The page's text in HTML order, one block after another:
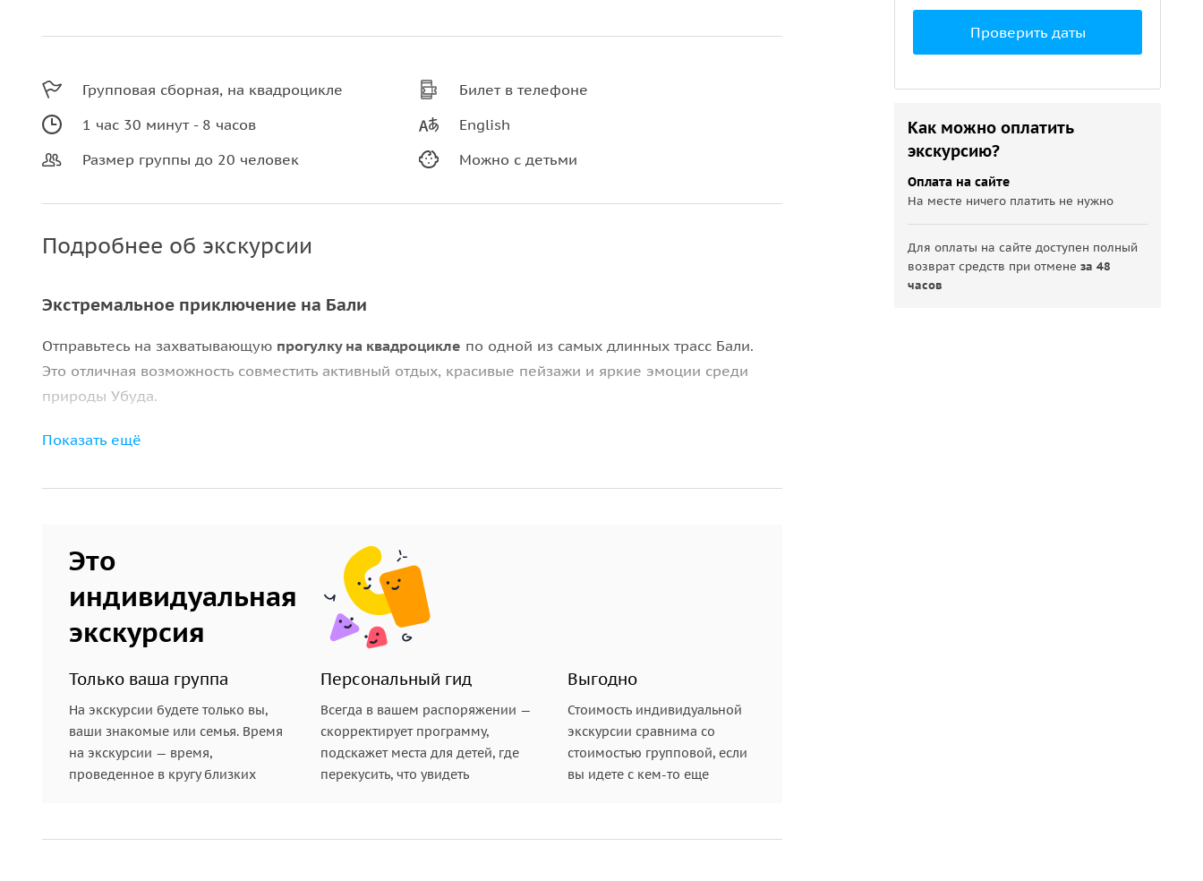
Групповая сборная, на квадроцикле
1 час 30 минут - 8 часов
Размер группы до 20 человек
Билет в телефоне
English
Можно с детьми
Подробнее об экскурсии
Экстремальное приключение на Бали
Отправьтесь на захватывающую прогулку на квадроцикле по одной из самых длинных трасс Бали.
Это отличная возможность совместить активный отдых, красивые пейзажи и яркие эмоции среди
природы Убуда.
Маршрут проходит через
атмосферой тропического Бали и сделать эффектные фотографии.
Испытайте себя на сложной трассе с крутыми подъёмами, склонами и ухабистой местностью
время всей поездки вас будет сопровождать опытный и профессиональный гид.
Показать ещё
Это
индивидуальная
экскурсия
Только ваша группа
На экскурсии будете только вы,
ваши знакомые или семья. Время
на экскурсии — время,
проведенное в кругу близких
Персональный гид
Всегда в вашем распоряжении —
скорректирует программу,
подскажет места для детей, где
перекусить, что увидеть
Выгодно
Стоимость индивидуальной
экскурсии сравнима со
стоимостью групповой, если
вы идете с кем-то еще
Проверить даты
Как можно оплатить
экскурсию?
Оплата на сайте
На месте ничего платить не нужно
Для оплаты на сайте доступен полный
возврат средств при отменеза 48
часов